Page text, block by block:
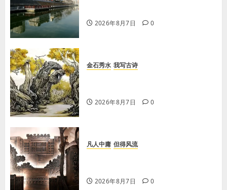
2026年8月7日 0
金石秀水 我写古诗
2026年8月7日 0
凡人中庸 但得风流
2026年8月7日 0